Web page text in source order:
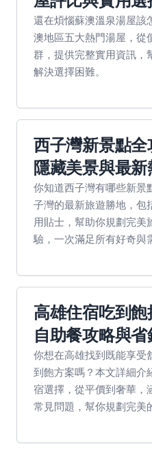
還在煩惱蘇澳溫泉湯屋該
澳地區五大熱門湯屋，從
群，提供完整實用資訊，
解決選擇困難。
西子灣新景點
隱藏美景與最新
你知道西子灣有哪些新景
子灣的最新旅遊勝地，包
用貼士，幫助你規劃完美
驗，一次滿足所有好奇與
高雄住宿吃到
自助餐攻略與省
你想在高雄找到既能享受
到飽方案嗎？本文詳細介
宿選擇，從平價到奢華，
常見問題，幫你規劃完美